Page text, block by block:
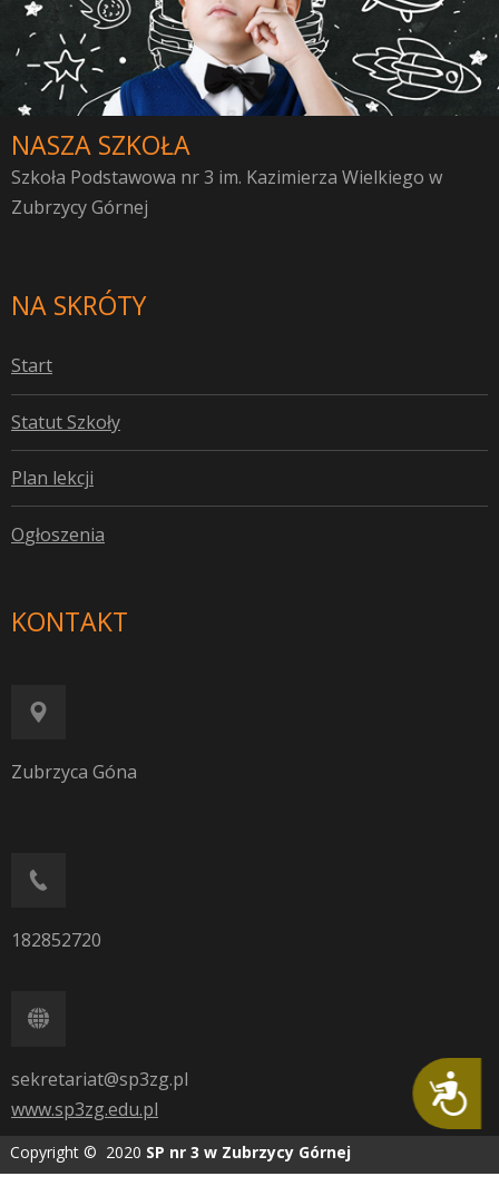
Dostępność
NASZA SZKOŁA
Szkoła Podstawowa nr 3 im. Kazimierza Wielkiego w
Zubrzycy Górnej
NA SKRÓTY
Start
Statut Szkoły
Plan lekcji
Ogłoszenia
KONTAKT
Zubrzyca Góna
182852720
sekretariat@sp3zg.pl
www.sp3zg.edu.pl
Copyright © 2020 SP nr 3 w Zubrzycy Górnej